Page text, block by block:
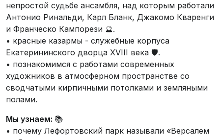
непростой судьбе ансамбля, над которым работали
Антонио Ринальди, Карл Бланк, Джакомо Кваренги
и Франческо Кампорези 🔮.
• красные казармы - служебные корпуса
Екатерининского дворца XVIII века 🛡️.
• познакомимся с работами современных
художников в атмосферном пространстве со
сводчатыми кирпичными потолками и земляными
полами.
Мы узнаем: 📚
• почему Лефортовский парк называли «Версалем